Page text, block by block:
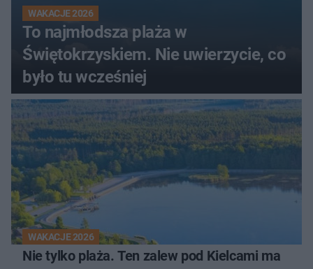
WAKACJE 2026
To najmłodsza plaża w
Świętokrzyskiem. Nie uwierzycie, co
było tu wcześniej
WAKACJE 2026
Nie tylko plaża. Ten zalew pod Kielcami ma